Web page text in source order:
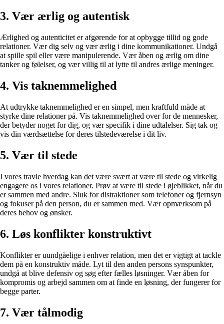
3. Vær ærlig og autentisk
Ærlighed og autenticitet er afgørende for at opbygge tillid og gode
relationer. Vær dig selv og vær ærlig i dine kommunikationer. Undgå
at spille spil eller være manipulerende. Vær åben og ærlig om dine
tanker og følelser, og vær villig til at lytte til andres ærlige meninger.
4. Vis taknemmelighed
At udtrykke taknemmelighed er en simpel, men kraftfuld måde at
styrke dine relationer på. Vis taknemmelighed over for de mennesker,
der betyder noget for dig, og vær specifik i dine udtalelser. Sig tak og
vis din værdsættelse for deres tilstedeværelse i dit liv.
5. Vær til stede
I vores travle hverdag kan det være svært at være til stede og virkelig
engagere os i vores relationer. Prøv at være til stede i øjeblikket, når du
er sammen med andre. Sluk for distraktioner som telefoner og fjernsyn
og fokuser på den person, du er sammen med. Vær opmærksom på
deres behov og ønsker.
6. Løs konflikter konstruktivt
Konflikter er uundgåelige i enhver relation, men det er vigtigt at tackle
dem på en konstruktiv måde. Lyt til den anden persons synspunkter,
undgå at blive defensiv og søg efter fælles løsninger. Vær åben for
kompromis og arbejd sammen om at finde en løsning, der fungerer for
begge parter.
7. Vær tålmodig